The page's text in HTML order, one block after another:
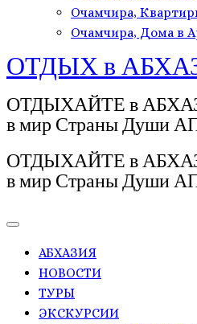
Очамчира,
Очамчира, Дома в
ОТДЫХ в
ОТДЫХАЙТЕ в
в мир Страны Души
ОТДЫХАЙТЕ в
в мир Страны Души
АБХАЗИЯ
НОВОСТИ
ТУРЫ
ЭКСКУРСИИ